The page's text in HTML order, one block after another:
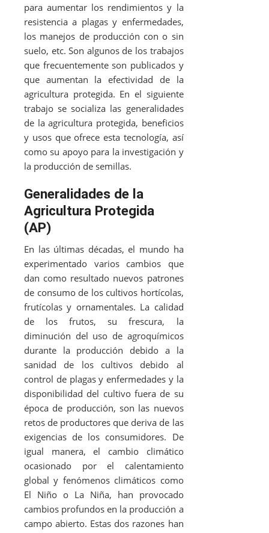
para aumentar los rendimientos y la
resistencia a plagas y enfermedades,
los manejos de producción con o sin
suelo, etc. Son algunos de los trabajos
que frecuentemente son publicados y
que aumentan la efectividad de la
agricultura protegida. En el siguiente
trabajo se socializa las generalidades
de la agricultura protegida, beneficios
y usos que ofrece esta tecnología, así
como su apoyo para la investigación y
la producción de semillas.
Generalidades de la
Agricultura Protegida
(AP)
En las últimas décadas, el mundo ha
experimentado varios cambios que
dan como resultado nuevos patrones
de consumo de los cultivos hortícolas,
frutícolas y ornamentales. La calidad
de los frutos, su frescura, la
diminución del uso de agroquímicos
durante la producción debido a la
sanidad de los cultivos debido al
control de plagas y enfermedades y la
disponibilidad del cultivo fuera de su
época de producción, son las nuevos
retos de productores que deriva de las
exigencias de los consumidores. De
igual manera, el cambio climático
ocasionado por el calentamiento
global y fenómenos climáticos como
El Niño o La Niña, han provocado
cambios profundos en la producción a
campo abierto. Estas dos razones han